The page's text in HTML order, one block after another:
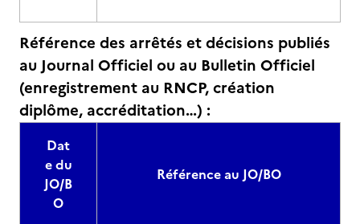
Référence des arrêtés et décisions publiés
au Journal Officiel ou au Bulletin Officiel
(enregistrement au RNCP, création
diplôme, accréditation…) :
Dat
e du
JO/B
O
Référence au JO/BO